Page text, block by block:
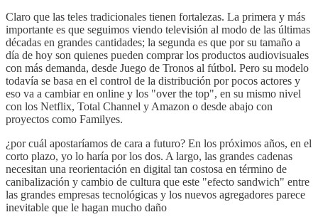
Claro que las teles tradicionales tienen fortalezas. La primera y más
importante es que seguimos viendo televisión al modo de las últimas
décadas en grandes cantidades; la segunda es que por su tamaño a
día de hoy son quienes pueden comprar los productos audiovisuales
con más demanda, desde Juego de Tronos al fútbol. Pero su modelo
todavía se basa en el control de la distribución por pocos actores y
eso va a cambiar en online y los "over the top", en su mismo nivel
con los Netflix, Total Channel y Amazon o desde abajo con
proyectos como Familyes.
¿por cuál apostaríamos de cara a futuro? En los próximos años, en el
corto plazo, yo lo haría por los dos. A largo, las grandes cadenas
necesitan una reorientación en digital tan costosa en término de
canibalización y cambio de cultura que este "efecto sandwich" entre
las grandes empresas tecnológicas y los nuevos agregadores parece
inevitable que le hagan mucho daño